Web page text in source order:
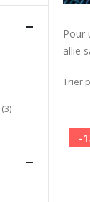
Pour
allie
Trier
-
(3)items